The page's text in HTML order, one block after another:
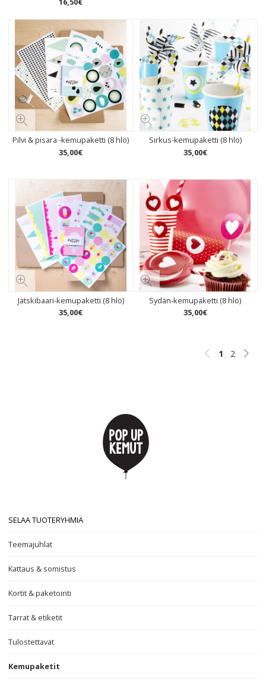
Pilvi & pisara -kemupaketti (8 hlö)
35,00€
Sirkus-kemupaketti (8 hlö)
35,00€
Jätskibaari-kemupaketti (8 hlö)
35,00€
Sydän-kemupaketti (8 hlö)
35,00€
1 2
SELAA TUOTERYHMIÄ
Teemajuhlat
Kattaus & somistus
Kortit & paketointi
Tarrat & etiketit
Tulostettavat
Kemupaketit